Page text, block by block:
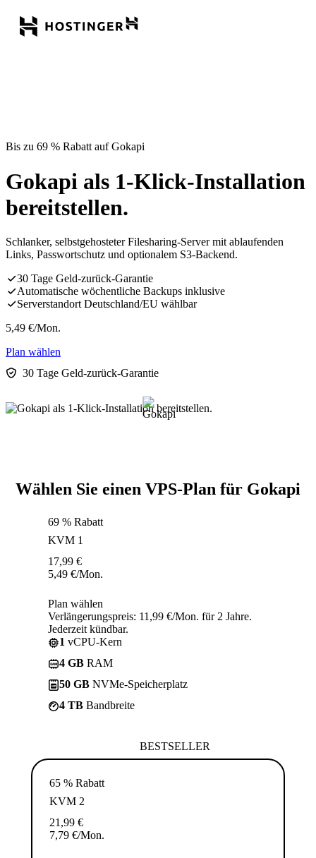
Bis zu 69 % Rabatt auf Gokapi
Gokapi als 1-Klick-Installation
bereitstellen.
Schlanker, selbstgehosteter Filesharing-Server mit ablaufenden
Links, Passwortschutz und optionalem S3-Backend.
30 Tage Geld-zurück-Garantie
Automatische wöchentliche Backups inklusive
Serverstandort Deutschland/EU wählbar
5,49 €/Mon.
Plan wählen
30 Tage Geld-zurück-Garantie
Wählen Sie einen VPS-Plan für Gokapi
69 % Rabatt
KVM 1
17,99 €
5,49 €/Mon.
Plan wählen
Verlängerungspreis: 11,99 €/Mon. für 2 Jahre.
Jederzeit kündbar.
1 vCPU-Kern
4 GB RAM
50 GB NVMe-Speicherplatz
4 TB Bandbreite
BESTSELLER
65 % Rabatt
KVM 2
21,99 €
7,79 €/Mon.